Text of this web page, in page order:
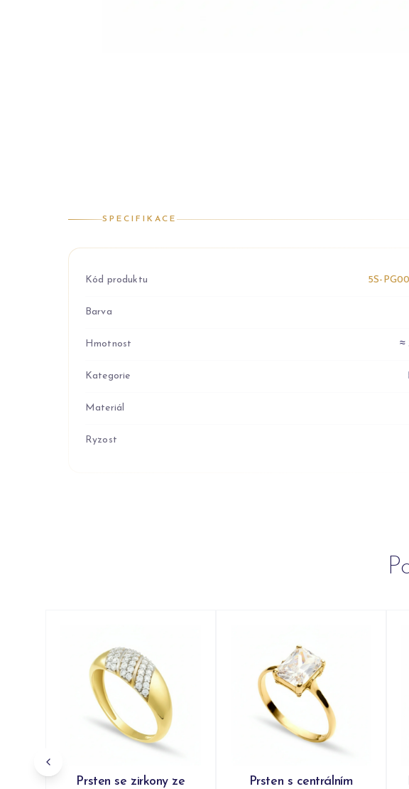
SPECIFIKACE
Kód produktu 5S-
Barva
Hmotnost ≈
Kategorie
Materiál
Ryzost
Prsten se zirkony ze
Prsten s centrálním